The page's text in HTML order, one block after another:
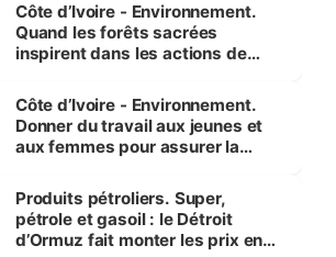
Côte d’Ivoire - Environnement.
Quand les forêts sacrées
inspirent dans les actions de
Côte d’Ivoire - Environnement.
Donner du travail aux jeunes et
aux femmes pour assurer la
menacées
Produits pétroliers. Super,
pétrole et gasoil : le Détroit
d’Ormuz fait monter les prix en